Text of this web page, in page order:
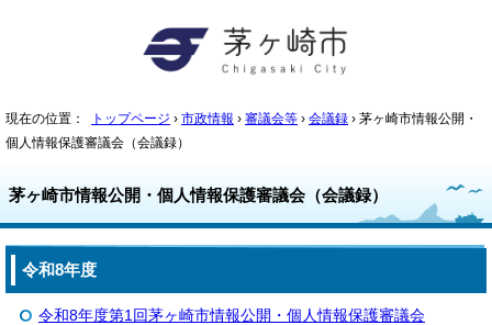
現在の位置： トップページ › 市政情報 › 審議会等 › 会議録 › 茅ヶ崎市情報公開・
個人情報保護審議会（会議録）
茅ヶ崎市情報公開・個人情報保護審議会（会議録）
令和8年度
令和8年度第1回茅ヶ崎市情報公開・個人情報保護審議会